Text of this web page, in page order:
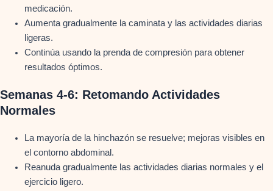
medicación.
Aumenta gradualmente la caminata y las actividades diarias
ligeras.
Continúa usando la prenda de compresión para obtener
resultados óptimos.
Semanas 4-6: Retomando Actividades
Normales
La mayoría de la hinchazón se resuelve; mejoras visibles en
el contorno abdominal.
Reanuda gradualmente las actividades diarias normales y el
ejercicio ligero.